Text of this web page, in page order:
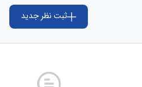
ثبت نظر جدید